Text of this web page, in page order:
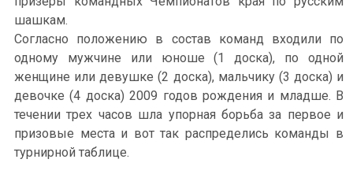
шашкам.
Согласно положению в состав команд входили по
одному мужчине или юноше (1 доска), по одной
женщине или девушке (2 доска), мальчику (3 доска) и
девочке (4 доска) 2009 годов рождения и младше. В
течении трех часов шла упорная борьба за первое и
призовые места и вот так распределись команды в
турнирной таблице.